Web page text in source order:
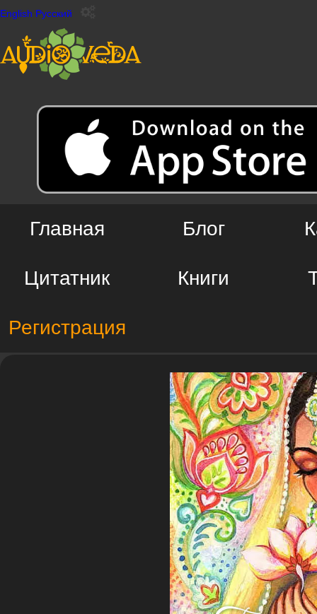
English Русский
Главная Блог
Цитатник Книги
Регистрация